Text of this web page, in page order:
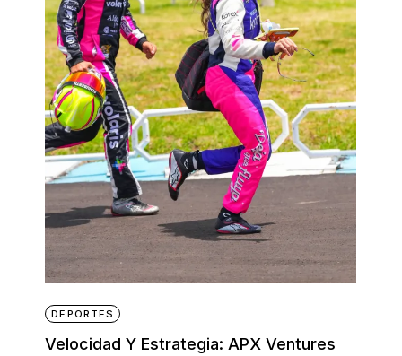
DEPORTES
Velocidad Y Estrategia: APX Ventures